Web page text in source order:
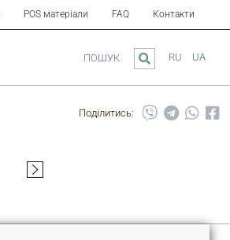
POS матеріали FAQ Контакти
RU UA
ПОШУК
Поділитись: